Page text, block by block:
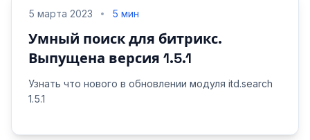
5 марта 2023 5 мин
Умный поиск для битрикс.
Выпущена версия 1.5.1
Узнать что нового в обновлении модуля itd.search
1.5.1